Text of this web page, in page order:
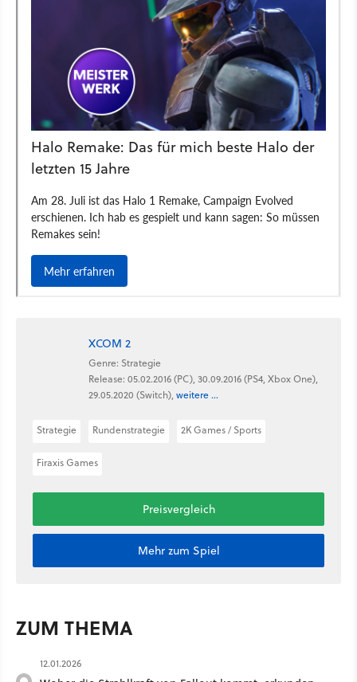
XCOM 2
Genre: Strategie
Release: 05.02.2016 (PC), 30.09.2016 (PS4, Xbox One),
29.05.2020 (Switch), weitere ...
Strategie Rundenstrategie 2K Games / Sports
Firaxis Games
Preisvergleich
Mehr zum Spiel
ZUM THEMA
12.01.2026